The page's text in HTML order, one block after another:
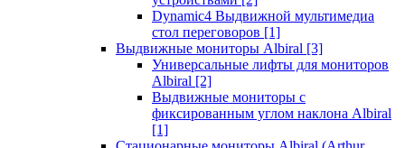
Dynamic4 Выдвижной мультимедиа
стол переговоров [1]
Выдвижные мониторы Albiral [3]
Универсальные лифты для мониторов
Albiral [2]
Выдвижные мониторы с
фиксированным углом наклона Albiral
[1]